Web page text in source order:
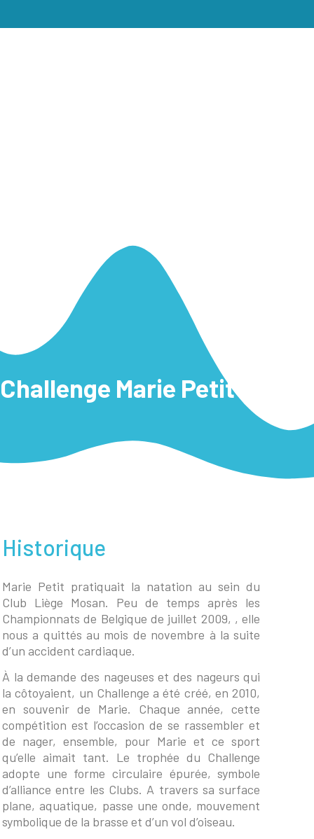
Challenge Marie Petit 2023
Historique
Marie Petit pratiquait la natation au sein du
Club Liège Mosan. Peu de temps après les
Championnats de Belgique de juillet 2009, , elle
nous a quittés au mois de novembre à la suite
d’un accident cardiaque.
À la demande des nageuses et des nageurs qui
la côtoyaient, un Challenge a été créé, en 2010,
en souvenir de Marie. Chaque année, cette
compétition est l’occasion de se rassembler et
de nager, ensemble, pour Marie et ce sport
qu’elle aimait tant. Le trophée du Challenge
adopte une forme circulaire épurée, symbole
d’alliance entre les Clubs. A travers sa surface
plane, aquatique, passe une onde, mouvement
symbolique de la brasse et d’un vol d’oiseau.